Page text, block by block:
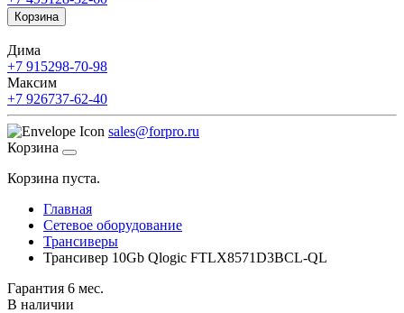
Корзина
Дима
+7 915298-70-98
Максим
+7 926737-62-40
sales@forpro.ru
Корзина
Корзина пуста.
Главная
Сетевое оборудование
Трансиверы
Трансивер 10Gb Qlogic FTLX8571D3BCL-QL
Гарантия 6 мес.
В наличии